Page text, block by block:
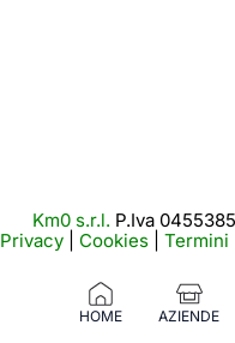
HOME AZIENDE
Km0 s.r.l. P.Iva
Privacy
Cookies Termini